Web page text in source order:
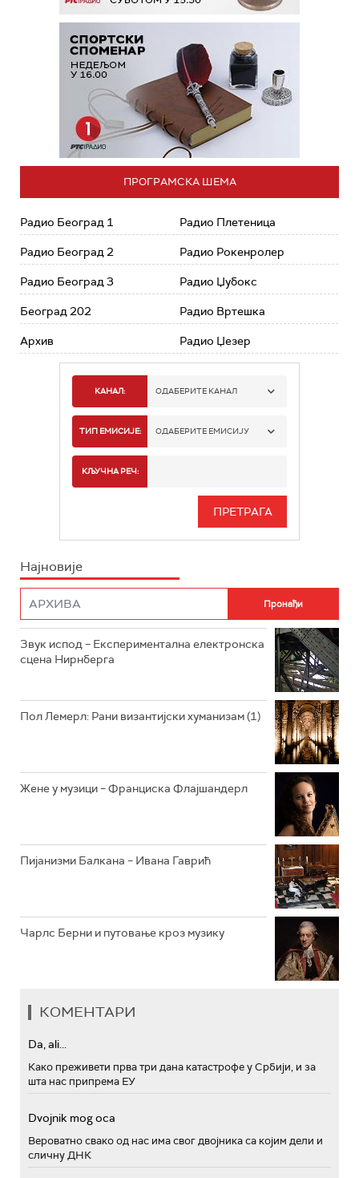
ПРОГРАМСКА ШЕМА
Радио Београд 1
Радио Београд 2
Радио Београд 3
Београд 202
Архив
Радио Плетеница
Радио Рокенролер
Радио Џубокс
Радио Вртешка
Радио Џезер
КАНАЛ: ОДАБЕРИТЕ КАНАЛ
РАДИО БЕОГРАД 1
РАДИО БЕОГРАД 3
РАДИО РОКЕНРОЛЕР
ТИП ЕМИСИЈЕ: ОДАБЕРИТЕ ЕМИСИЈУ
ИНФО
КЉУЧНА РЕЧ:
Најновије
Звук испод – Експериментална електронска
сцена Нирнберга
Пол Лемерл: Рани византијски хуманизам (1)
Жене у музици – Франциска Флајшандерл
Пијанизми Балкана – Ивана Гаврић
Чарлс Берни и путовање кроз музику
КОМЕНТАРИ
Da, ali...
Како преживети прва три дана катастрофе у Србији, и за
шта нас припрема ЕУ
Dvojnik mog oca
Вероватно свако од нас има свог двојника са којим дели и
сличну ДНК